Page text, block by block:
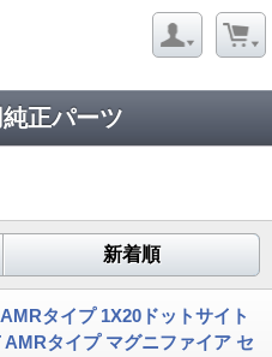
正パーツ
新着順
タイプ 1X20ドットサイト
タイプ マグニファイア セ